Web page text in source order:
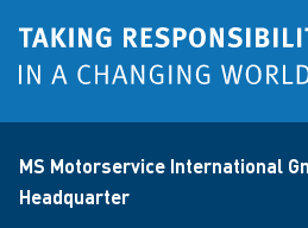
MS Motorservice International
Headquarter